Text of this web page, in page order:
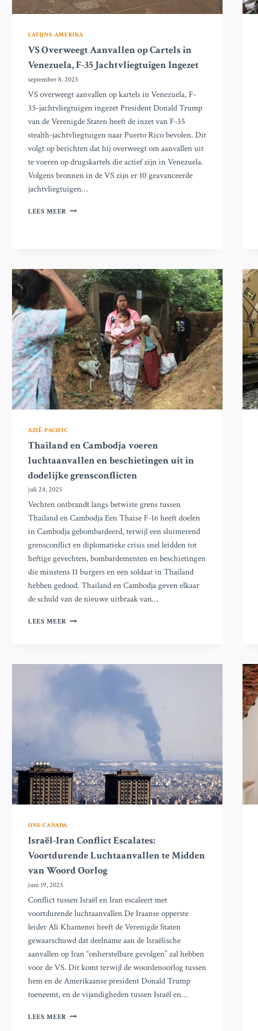
LATIJNS-AMERIKA
VS Overweegt Aanvallen op Cartels in
Venezuela, F-35 Jachtvliegtuigen Ingezet
september 8, 2025
VS overweegt aanvallen op kartels in Venezuela, F-
35-jachtvliegtuigen ingezet President Donald Trump
van de Verenigde Staten heeft de inzet van F-35
stealth-jachtvliegtuigen naar Puerto Rico bevolen. Dit
volgt op berichten dat hij overweegt om aanvallen uit
te voeren op drugskartels die actief zijn in Venezuela.
Volgens bronnen in de VS zijn er 10 geavanceerde
jachtvliegtuigen…
LEES MEER VS
VENEZUELA,
F-
35
JACHTVLIEGTUIGEN
INGEZET
AZIË-PACIFIC
Thailand en Cambodja voeren
luchtaanvallen en beschietingen uit in
dodelijke grensconflicten
juli 24, 2025
Vechten ontbrandt langs betwiste grens tussen
Thailand en Cambodja Een Thaise F-16 heeft doelen
in Cambodja gebombardeerd, terwijl een sluimerend
grensconflict en diplomatieke crisis snel leidden tot
heftige gevechten, bombardementen en beschietingen
die minstens 11 burgers en een soldaat in Thailand
hebben gedood. Thailand en Cambodja geven elkaar
de schuld van de nieuwe uitbraak van…
LEES MEER THAILAND
DODELIJKE
GRENSCONFLICTEN
ONS-CANADA
Israël-Iran Conflict Escalates:
Voortdurende Luchtaanvallen te Midden
van Woord Oorlog
juni 19, 2025
Conflict tussen Israël en Iran escaleert met
voortdurende luchtaanvallen De Iraanse opperste
leider Ali Khamenei heeft de Verenigde Staten
gewaarschuwd dat deelname aan de Israëlische
aanvallen op Iran “onherstelbare gevolgen” zal hebben
voor de VS. Dit komt terwijl de woordenoorlog tussen
hem en de Amerikaanse president Donald Trump
toeneemt, en de vijandigheden tussen Israël en…
LEES MEER ISRAËL-